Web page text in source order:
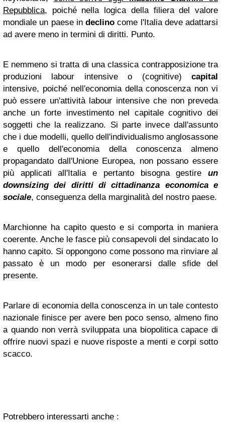
Repubblica, poiché nella logica della filiera del valore
mondiale un paese in declino come l'Italia deve adattarsi
ad avere meno in termini di diritti. Punto.
E nemmeno si tratta di una classica contrapposizione tra
produzioni labour intensive o (cognitive) capital
intensive, poiché nell'economia della conoscenza non vi
può essere un'attività labour intensive che non preveda
anche un forte investimento nel capitale cognitivo dei
soggetti che la realizzano. Si parte invece dall'assunto
che i due modelli, quello dell'individualismo anglosassone
e quello dell'economia della conoscenza almeno
propagandato dall'Unione Europea, non possano essere
più applicati all'Italia e pertanto bisognagestireun
downsizing dei diritti di cittadinanza economica e
sociale, conseguenza della marginalità del nostro paese.
Marchionne ha capito questo e si comporta in maniera
coerente. Anche le fasce più consapevoli del sindacato lo
hanno capito. Si oppongono come possono ma rinviare al
passato è un modo per esonerarsi dalle sfide del
presente.
Parlare di economia della conoscenza in un tale contesto
nazionale finisce per avere ben poco senso, almeno fino
a quando non verrà sviluppata una biopolitica capace di
offrire nuovi spazi e nuove risposte a menti e corpi sotto
scacco.
Potrebbero interessarti anche :